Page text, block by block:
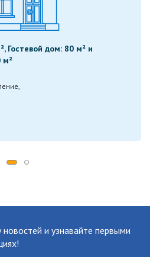
Гостевой дом: 80 м² и
м²
новостей и узнавайте первыми